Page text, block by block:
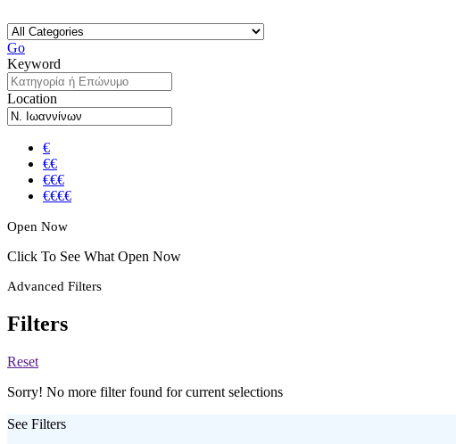
Go
Keyword
Location
€
€€
€€€
€€€€
Open Now
Click To See What Open Now
Advanced Filters
Filters
Reset
Sorry! No more filter found for current selections
See Filters